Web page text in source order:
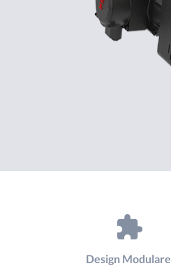
Design Modulare